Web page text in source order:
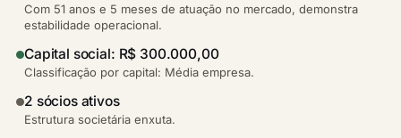
Com 51 anos e 5 meses de atuação no mercado, demonstra
estabilidade operacional.
Capital social: R$ 300.000,00
Classificação por capital: Média empresa.
2 sócios ativos
Estrutura societária enxuta.